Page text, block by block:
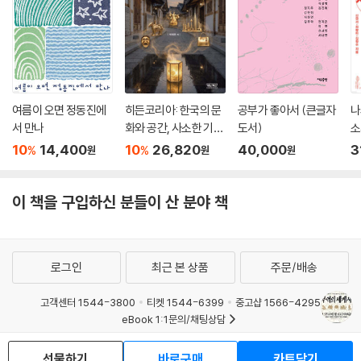
여름이 오면 정동진에
서 만나
10% 14,400원
히든코리아: 한국의 문
화와 공간, 사소한 기적
들
10% 26,820원
공부가 좋아서 (큰글자
도서)
40,000원
이 책을 구입하신 분들이 산 분야 책
로그인 최근 본 상품 주문/배송
고객센터 1544-3800 티켓 1544-6399
중고샵 1566-4295
eBook 1:1문의/채팅상담
예스이십사(주) 사업자 정보